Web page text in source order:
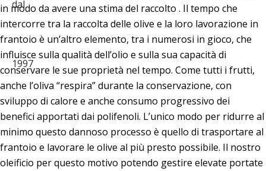
in modo da avere una stima del raccolto . Il tempo che
intercorre tra la raccolta delle olive e la loro lavorazione in
frantoio è un’altro elemento, tra i numerosi in gioco, che
influisce sulla qualità dell’olio e sulla sua capacità di
conservare le sue proprietà nel tempo. Come tutti i frutti,
anche l’oliva “respira” durante la conservazione, con
sviluppo di calore e anche consumo progressivo dei
benefici apportati dai polifenoli. L’unico modo per ridurre al
minimo questo dannoso processo è quello di trasportare al
frantoio e lavorare le olive al più presto possibile. Il nostro
oleificio per questo motivo potendo gestire elevate portate